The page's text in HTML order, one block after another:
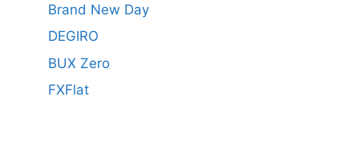
Brand New Day
DEGIRO
BUX Zero
FXFlat